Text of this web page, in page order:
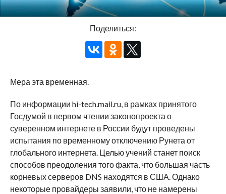
Поделиться:
Мера эта временная.
По информации hi-tech.mail.ru, в рамках принятого
Госдумой в первом чтении законопроекта о
суверенном интернете в России будут проведены
испытания по временному отключению Рунета от
глобального интернета. Целью учений станет поиск
способов преодоления того факта, что большая часть
корневых серверов DNS находятся в США. Однако
некоторые провайдеры заявили, что не намерены